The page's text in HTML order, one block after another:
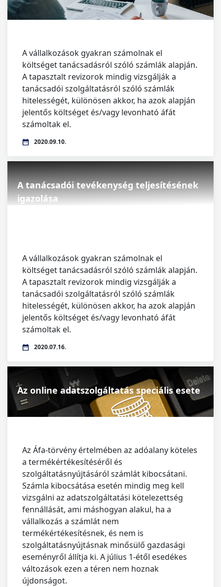
A vállalkozások gyakran számolnak el
költséget tanácsadásról szóló számlák alapján.
A tapasztalt revizorok mindig vizsgálják a
tanácsadói szolgáltatásról szóló számlák
hitelességét, különösen akkor, ha azok alapján
jelentős költséget és/vagy levonható áfát
számoltak el.
2020.09.10.
A tanácsadói tevékenység teljesítésének
igazolása
A vállalkozások gyakran számolnak el
költséget tanácsadásról szóló számlák alapján.
A tapasztalt revizorok mindig vizsgálják a
tanácsadói szolgáltatásról szóló számlák
hitelességét, különösen akkor, ha azok alapján
jelentős költséget és/vagy levonható áfát
számoltak el.
2020.07.16.
Az online adatszolgáltatás speciális esete
Az Áfa-törvény értelmében az adóalany köteles
a termékértékesítéséről és
szolgáltatásnyújtásáról számlát kibocsátani.
Számla kibocsátása esetén mindig meg kell
vizsgálni az adatszolgáltatási kötelezettség
fennállását, ami máshogyan alakul, ha a
vállalkozás a számlát nem
termékértékesítésnek, és nem is
szolgáltatásnyújtásnak minősülő gazdasági
eseményről állítja ki. A július 1-étől esedékes
változások ezen a téren nem hoznak
újdonságot.